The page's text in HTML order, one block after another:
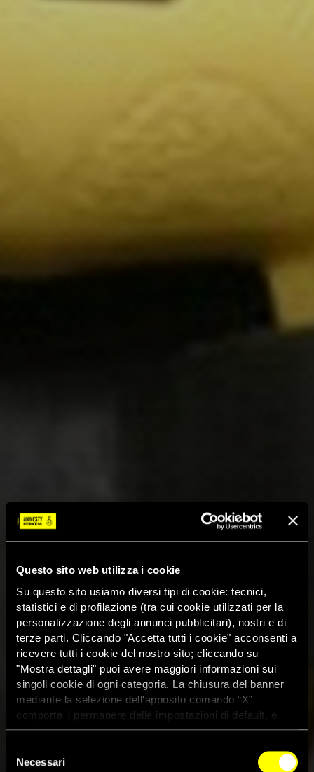
Questo sito web utilizza i cookie
Su questo sito usiamo diversi tipi di cookie: tecnici,
statistici e di profilazione (tra cui cookie utilizzati per la
personalizzazione degli annunci pubblicitari), nostri e di
terze parti. Cliccando "Accetta tutti i cookie" acconsenti a
ricevere tutti i cookie del nostro sito; cliccando su
"Mostra dettagli" puoi avere maggiori informazioni sui
singoli cookie di ogni categoria. La chiusura del banner
mediante la selezione dell'apposito comando “X”
comporta il permanere delle impostazioni di default, e
dunque la continuazione della navigazione con i cookie
dei cookie attivi sul sito clicca
delNecessari